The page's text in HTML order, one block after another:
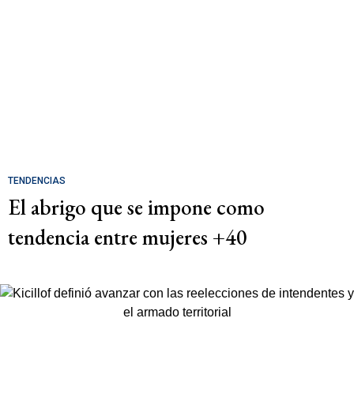
TENDENCIAS
El abrigo que se impone como
tendencia entre mujeres +40